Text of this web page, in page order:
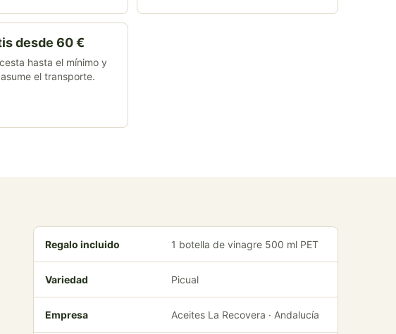
desde 60 €
hasta el mínimo y
el transporte.
Regalo incluido 1 botella de vinagre 500 ml PET
Variedad Picual
Empresa Aceites La Recovera · Andalucía